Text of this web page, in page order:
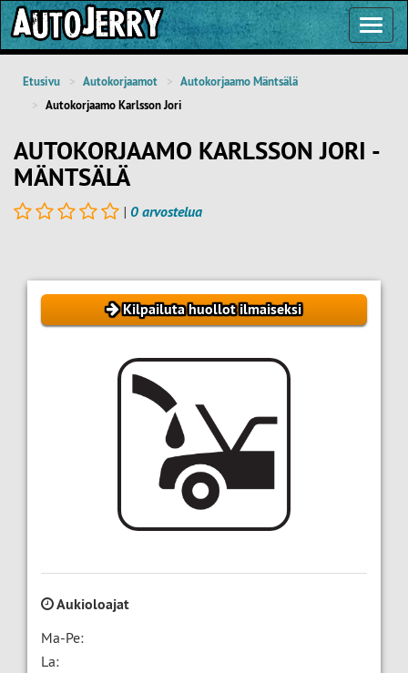
Etusivu Autokorjaamot
Autokorjaamo Mäntsälä
Autokorjaamo Karlsson Jori
AUTOKORJAAMO KARLSSON JORI -
MÄNTSÄLÄ
| 0 arvostelua
Kilpailuta huollot ilmaiseksi
Aukioloajat
Ma-Pe:
La: